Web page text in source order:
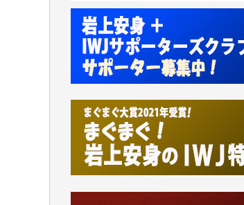
井出 隆太 様
小池説夫 様
アオキカナメ 様
諸般の事情によりIWJ会費払えず今
ンをよく拝見しております。コン
われるのはあまりにもったいない
お役立てください。（H.O.様）
今日、僅かですがカンパしました
様）